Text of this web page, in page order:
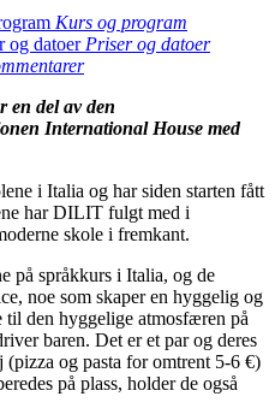
Kurs og program
og datoer Priser og datoer
en del av den
International House med
i Italia og har siden starten fått
har DILIT fulgt med i
skole i fremkant.
på språkkurs i Italia, og de
noe som skaper en hyggelig og
den hyggelige atmosfæren på
baren. Det er et par og deres
og pasta for omtrent 5-6 €)
på plass, holder de også